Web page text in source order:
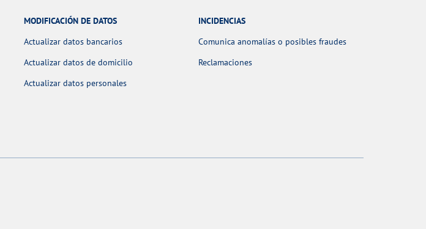
MODIFICACIÓN DE DATOS
Actualizar datos bancarios
Actualizar datos de domicilio
Actualizar datos personales
INCIDENCIAS
Comunica anomalías o posibles fraudes
Reclamaciones